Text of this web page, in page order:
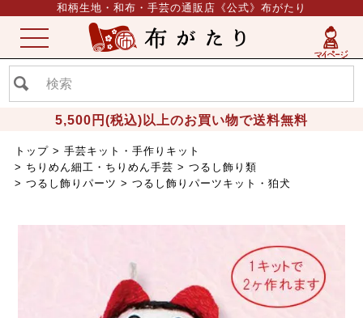
和柄生地・和布・手芸の通販店《公式》布がたり
5,500円(税込)以上のお買い物で送料無料
ME
NU
トップ
手芸キット・手作りキット
ちりめん細工・ちりめん手芸
つるし飾り類
つるし飾りパーツ
つるし飾りパーツキット・狛犬